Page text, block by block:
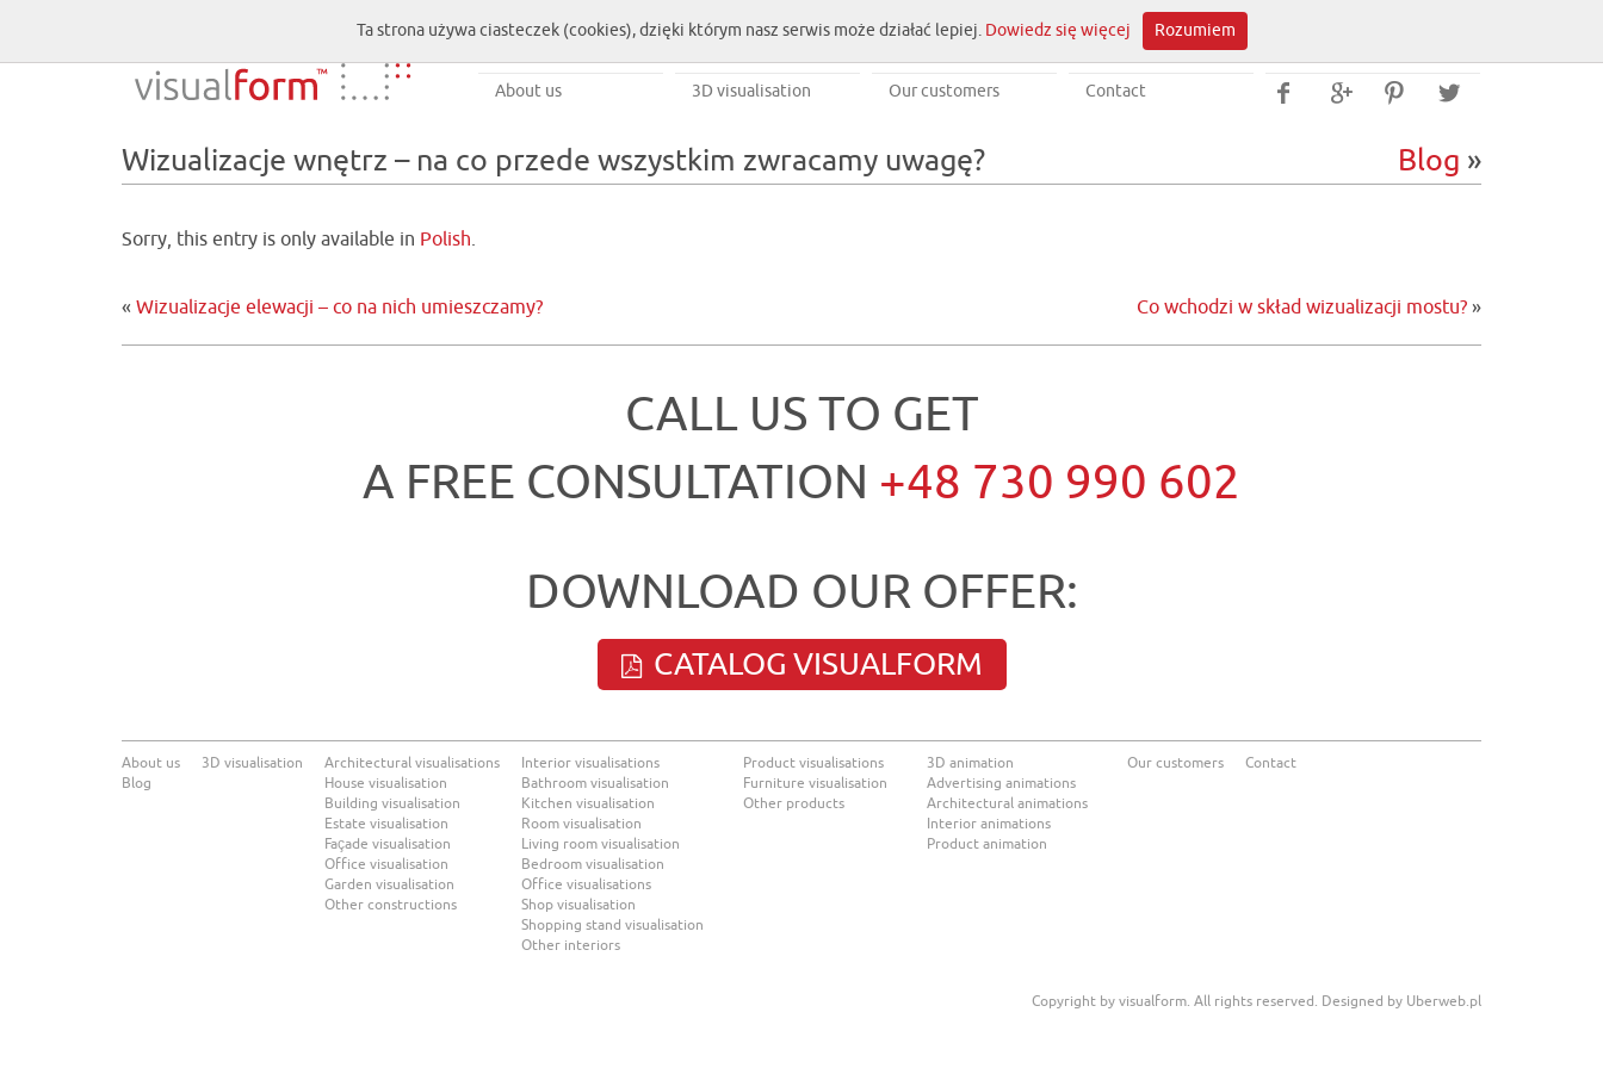
   
About us 3D visualisation Our customers Contact
Wizualizacje wnętrz – na co przede wszystkim zwracamy uwagę? Blog »
Sorry, this entry is only available in Polish.
« Wizualizacje elewacji – co na nich umieszczamy? Co wchodzi w skład wizualizacji mostu? »
CALL US TO GET
A FREE CONSULTATION +48 730 990 602
DOWNLOAD OUR OFFER:
CATALOG VISUALFORM
About us
Blog
3D visualisation
Architectural visualisations
House visualisation
Building visualisation
Estate visualisation
Façade visualisation
Office visualisation
Garden visualisation
Other constructions
Interior visualisations
Bathroom visualisation
Kitchen visualisation
Room visualisation
Living room visualisation
Bedroom visualisation
Office visualisations
Shop visualisation
Shopping stand visualisation
Other interiors
Product visualisations
Furniture visualisation
Other products
3D animation
Advertising animations
Architectural animations
Interior animations
Product animation
Our customers Contact
Copyright by visualform. All rights reserved. Designed by Uberweb.pl
Ta strona używa ciasteczek (cookies), dzięki którym nasz serwis może działać lepiej. Dowiedz się więcej Rozumiem